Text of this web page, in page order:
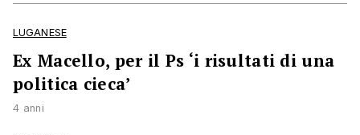
LUGANESE
Ex Macello, per il Ps ‘i risultati di una
politica cieca’
4 anni